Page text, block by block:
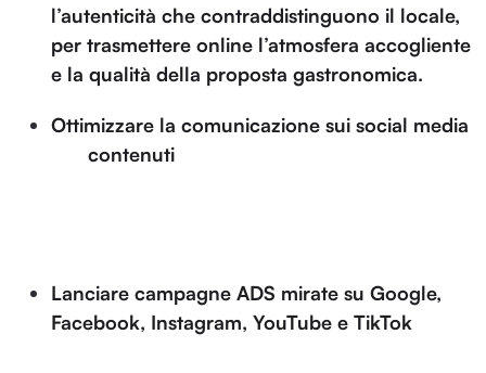
l’autenticità che contraddistinguono il locale,
per trasmettere online l’atmosfera accogliente
e la qualità della proposta gastronomica.
Ottimizzare la comunicazione sui social media
contenutivisivi e testuali capaci di
Lanciare campagne ADS mirate su Google,
Facebook, Instagram, YouTube e TikTok, per